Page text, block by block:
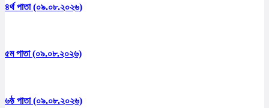
৪র্থ পাতা (০৯.০৮.২০২৬)
৫ম পাতা (০৯.০৮.২০২৬)
৬ষ্ঠ পাতা (০৯.০৮.২০২৬)